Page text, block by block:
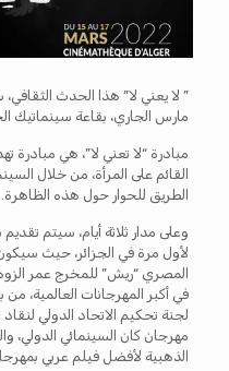
مارس الجاري، بقاعة سينماتيك
مبادرة “لا تعني لا”، هي
القائم على المرأة، من خلال
الطريق للحوار حول هذه الظاهرة.
وعلى مدار ثلاثة أيام، سيتم
لأول مرة في الجزائر، حيث
المصري “ريش” للمخرج عمر
في أكبر المهرجانات العالمية، من
لجنة تحكيم الاتحاد الدولي
مهرجان كان السينمائي الدولي،
الذهبية لأفضل فيلم عربي